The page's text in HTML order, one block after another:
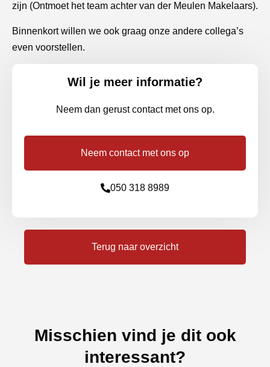
zijn (Ontmoet het team achter van der Meulen Makelaars).
Binnenkort willen we ook graag onze andere collega’s
even voorstellen.
Wil je meer informatie?
Neem dan gerust contact met ons op.
Neem contact met ons op
050 318 8989
Terug naar overzicht
Misschien vind je dit ook
interessant?